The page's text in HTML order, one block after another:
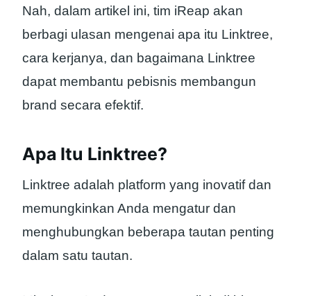
Nah, dalam artikel ini, tim iReap akan
berbagi ulasan mengenai apa itu Linktree,
cara kerjanya, dan bagaimana Linktree
dapat membantu pebisnis membangun
brand secara efektif.
Apa Itu Linktree?
Linktree adalah platform yang inovatif dan
memungkinkan Anda mengatur dan
menghubungkan beberapa tautan penting
dalam satu tautan.